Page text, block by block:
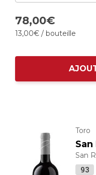
78,00€
13,00€ / bouteille
Toro
San
93